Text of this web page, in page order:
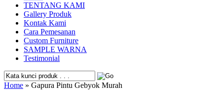
TENTANG KAMI
Gallery Produk
Kontak Kami
Cara Pemesanan
Custom Furniture
SAMPLE WARNA
Testimonial
Home » Gapura Pintu Gebyok Murah